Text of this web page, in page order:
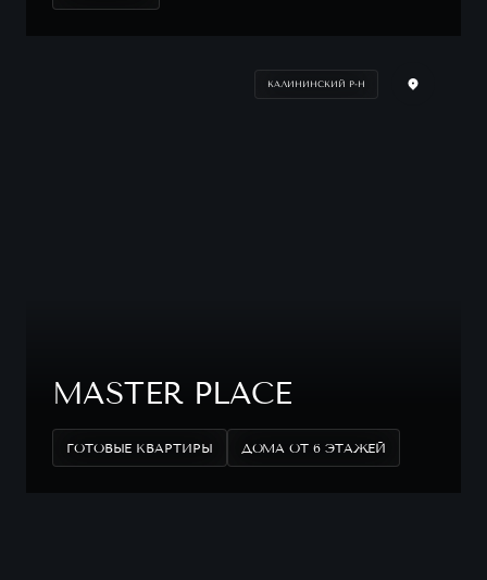
КАЛИНИНСКИЙ Р-Н
MASTER PLACE
ГОТОВЫЕ КВАРТИРЫ ДОМА ОТ 6 ЭТАЖЕЙ